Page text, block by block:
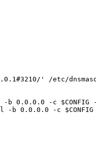
' /etc/
b 0.0.0.0 -c $CONFIG
-b 0.0.0.0 -c